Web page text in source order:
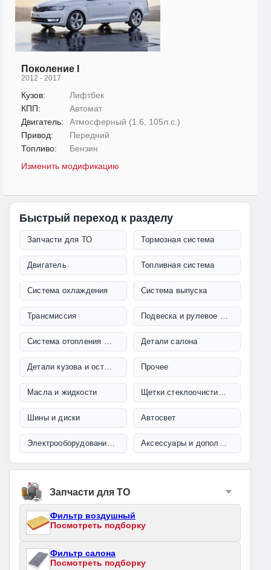
Поколение I
2012 - 2017
Кузов:
Лифтбек
КПП:
Автомат
Двигатель:
Атмосферный (1.6, 105л.с.)
Привод:
Передний
Топливо:
Бензин
Изменить модификацию
Быстрый переход к разделу
Запчасти для ТО Тормозная система
Двигатель Топливная система
Система охлаждения Система выпуска
Трансмиссия Подвеска и рулевое управление
Система отопления и кондиционирования Детали салона
Детали кузова и остекление Прочее
Масла и жидкости Щетки стеклоочистителя
Шины и диски Автосвет
Электрооборудование и проводка Аксессуары и дополнительное оборудование
Запчасти для ТО
Фильтр воздушный
Посмотреть подборку
Фильтр салона
Посмотреть подборку